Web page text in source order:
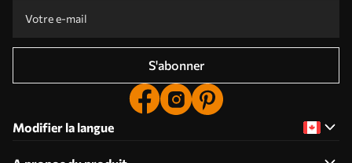
S'abonner
Modifier la langue